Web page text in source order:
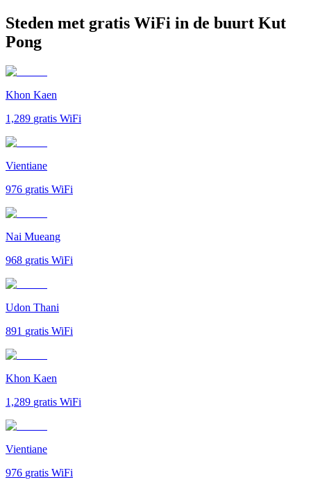
Steden met gratis WiFi in de buurt Kut
Pong
Khon Kaen
1,289 gratis WiFi
Vientiane
976 gratis WiFi
Nai Mueang
968 gratis WiFi
Udon Thani
891 gratis WiFi
Khon Kaen
1,289 gratis WiFi
Vientiane
976 gratis WiFi